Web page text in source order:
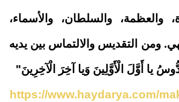
والعظمة، والسلطان، والأسماء،
ومن التقديس والالتماس بين يديه
يا أَوَّلَ الْأَوَّلِينَ وَيا آخِرَ الْآخِرِينَ"
https://www.haydarya.com/